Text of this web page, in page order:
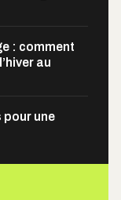
: comment
au
pour une